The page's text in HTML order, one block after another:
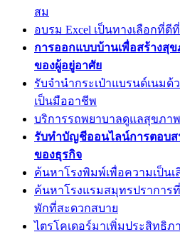
สม
อบรม Excel เป็นทางเลือกที่
การออกแบบบ้านเพื่อสร้างสุ
ของผู้อยู่อาศัย
รับจำนำกระเป๋าแบรนด์เนม
เป็นมืออาชีพ
บริการรถพยาบาลดูแลสุขภา
รับทำบัญชีออนไลน์การตอบ
ของธุรกิจ
ค้นหาโรงพิมพ์เพื่อความเป็น
ค้นหาโรงแรมสมุทรปราการ
พักที่สะดวกสบาย
ไตรโคเดอร์มาเพิ่มประสิทธิ